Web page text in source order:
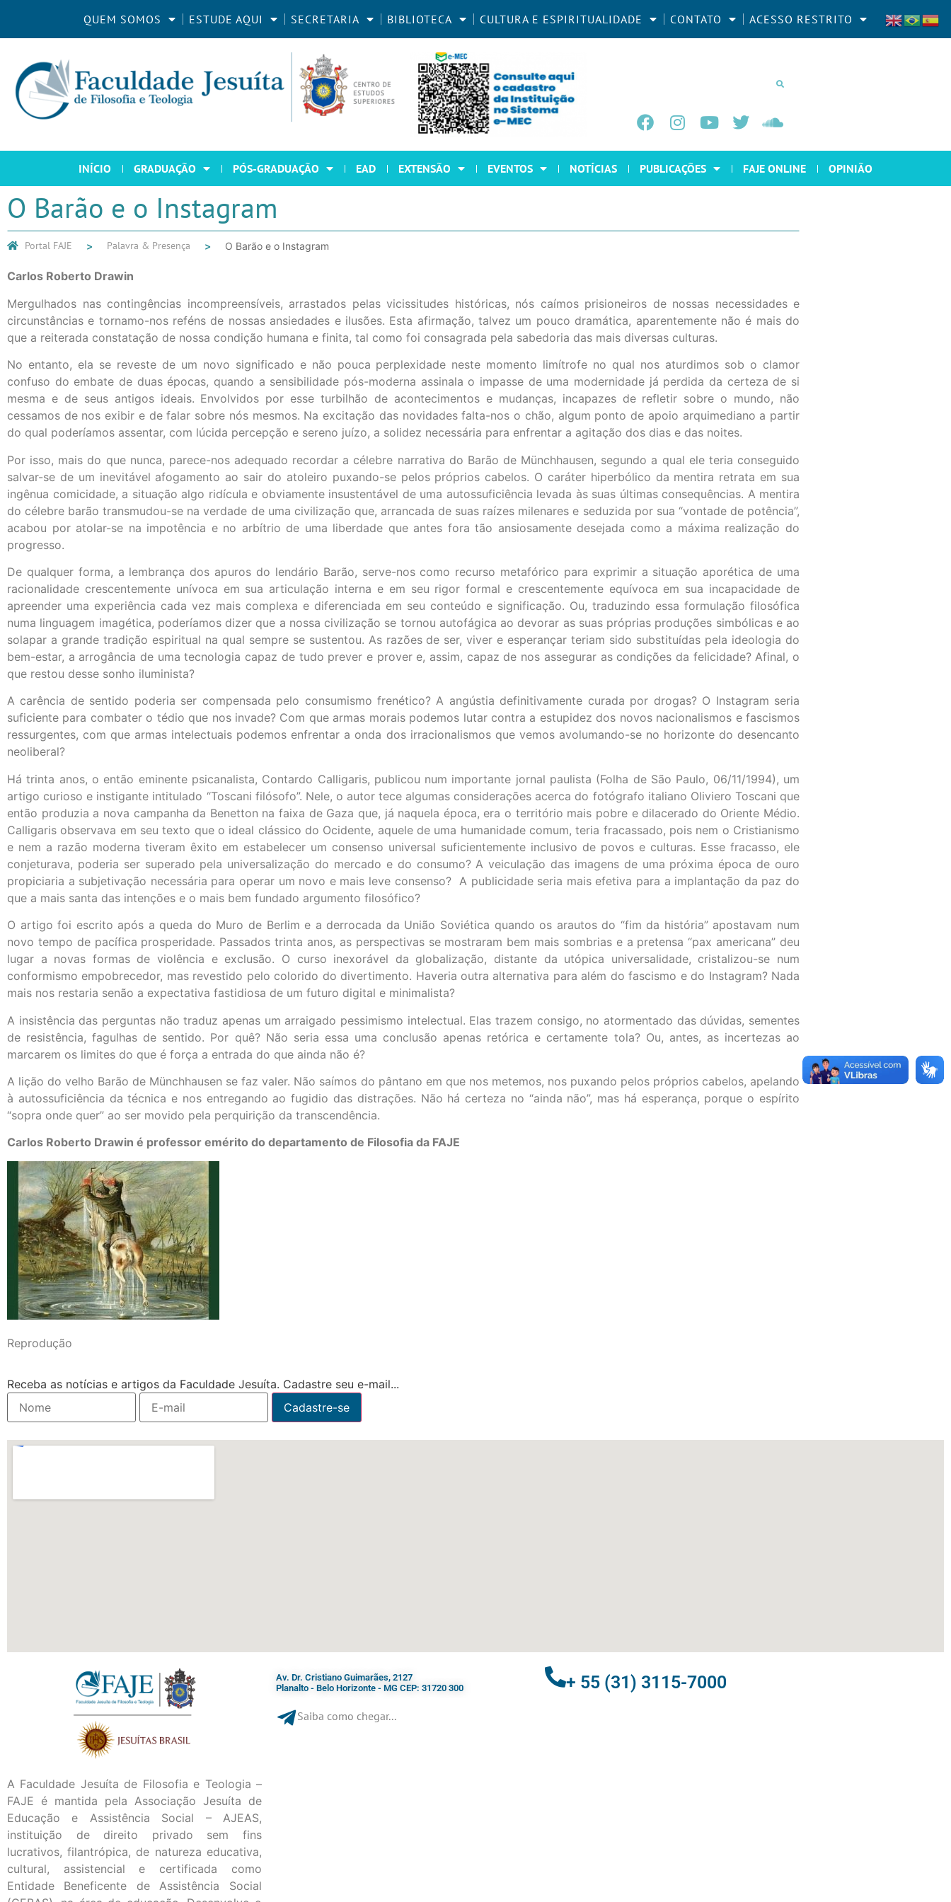
QUEM SOMOS ESTUDE AQUI SECRETARIA BIBLIOTECA CULTURA E ESPIRITUALIDADE CONTATO ACESSO RESTRITO
INÍCIO GRADUAÇÃO PÓS-GRADUAÇÃO EAD EXTENSÃO EVENTOS NOTÍCIAS PUBLICAÇÕES FAJE ONLINE OPINIÃO
O Barão e o Instagram
Portal FAJE Palavra & Presença O Barão e o Instagram
Carlos Roberto Drawin
Mergulhados nas contingências incompreensíveis, arrastados pelas vicissitudes históricas, nós caímos prisioneiros de nossas necessidades e
circunstâncias e tornamo-nos reféns de nossas ansiedades e ilusões. Esta afirmação, talvez um pouco dramática, aparentemente não é mais do
que a reiterada constatação de nossa condição humana e finita, tal como foi consagrada pela sabedoria das mais diversas culturas.
No entanto, ela se reveste de um novo significado e não pouca perplexidade neste momento limítrofe no qual nos aturdimos sob o clamor
confuso do embate de duas épocas, quando a sensibilidade pós-moderna assinala o impasse de uma modernidade já perdida da certeza de si
mesma e de seus antigos ideais. Envolvidos por esse turbilhão de acontecimentos e mudanças, incapazes de refletir sobre o mundo, não
cessamos de nos exibir e de falar sobre nós mesmos. Na excitação das novidades falta-nos o chão, algum ponto de apoio arquimediano a partir
do qual poderíamos assentar, com lúcida percepção e sereno juízo, a solidez necessária para enfrentar a agitação dos dias e das noites.
Por isso, mais do que nunca, parece-nos adequado recordar a célebre narrativa do Barão de Münchhausen, segundo a qual ele teria conseguido
salvar-se de um inevitável afogamento ao sair do atoleiro puxando-se pelos próprios cabelos. O caráter hiperbólico da mentira retrata em sua
ingênua comicidade, a situação algo ridícula e obviamente insustentável de uma autossuficiência levada às suas últimas consequências. A mentira
do célebre barão transmudou-se na verdade de uma civilização que, arrancada de suas raízes milenares e seduzida por sua “vontade de potência”,
acabou por atolar-se na impotência e no arbítrio de uma liberdade que antes fora tão ansiosamente desejada como a máxima realização do
progresso.
De qualquer forma, a lembrança dos apuros do lendário Barão, serve-nos como recurso metafórico para exprimir a situação aporética de uma
racionalidade crescentemente unívoca em sua articulação interna e em seu rigor formal e crescentemente equívoca em sua incapacidade de
apreender uma experiência cada vez mais complexa e diferenciada em seu conteúdo e significação. Ou, traduzindo essa formulação filosófica
numa linguagem imagética, poderíamos dizer que a nossa civilização se tornou autofágica ao devorar as suas próprias produções simbólicas e ao
solapar a grande tradição espiritual na qual sempre se sustentou. As razões de ser, viver e esperançar teriam sido substituídas pela ideologia do
bem-estar, a arrogância de uma tecnologia capaz de tudo prever e prover e, assim, capaz de nos assegurar as condições da felicidade? Afinal, o
que restou desse sonho iluminista?
A carência de sentido poderia ser compensada pelo consumismo frenético? A angústia definitivamente curada por drogas? O Instagram seria
suficiente para combater o tédio que nos invade? Com que armas morais podemos lutar contra a estupidez dos novos nacionalismos e fascismos
ressurgentes, com que armas intelectuais podemos enfrentar a onda dos irracionalismos que vemos avolumando-se no horizonte do desencanto
neoliberal?
Há trinta anos, o então eminente psicanalista, Contardo Calligaris, publicou num importante jornal paulista (Folha de São Paulo, 06/11/1994), um
artigo curioso e instigante intitulado “Toscani filósofo”. Nele, o autor tece algumas considerações acerca do fotógrafo italiano Oliviero Toscani que
então produzia a nova campanha da Benetton na faixa de Gaza que, já naquela época, era o território mais pobre e dilacerado do Oriente Médio.
Calligaris observava em seu texto que o ideal clássico do Ocidente, aquele de uma humanidade comum, teria fracassado, pois nem o Cristianismo
e nem a razão moderna tiveram êxito em estabelecer um consenso universal suficientemente inclusivo de povos e culturas. Esse fracasso, ele
conjeturava, poderia ser superado pela universalização do mercado e do consumo? A veiculação das imagens de uma próxima época de ouro
propiciaria a subjetivação necessária para operar um novo e mais leve consenso? A publicidade seria mais efetiva para a implantação da paz do
que a mais santa das intenções e o mais bem fundado argumento filosófico?
O artigo foi escrito após a queda do Muro de Berlim e a derrocada da União Soviética quando os arautos do “fim da história” apostavam num
novo tempo de pacífica prosperidade. Passados trinta anos, as perspectivas se mostraram bem mais sombrias e a pretensa “pax americana” deu
lugar a novas formas de violência e exclusão. O curso inexorável da globalização, distante da utópica universalidade, cristalizou-se num
conformismo empobrecedor, mas revestido pelo colorido do divertimento. Haveria outra alternativa para além do fascismo e do Instagram? Nada
mais nos restaria senão a expectativa fastidiosa de um futuro digital e minimalista?
A insistência das perguntas não traduz apenas um arraigado pessimismo intelectual. Elas trazem consigo, no atormentado das dúvidas, sementes
de resistência, fagulhas de sentido. Por quê? Não seria essa uma conclusão apenas retórica e certamente tola? Ou, antes, as incertezas ao
marcarem os limites do que é força a entrada do que ainda não é?
A lição do velho Barão de Münchhausen se faz valer. Não saímos do pântano em que nos metemos, nos puxando pelos próprios cabelos, apelando
à autossuficiência da técnica e nos entregando ao fugidio das distrações. Não há certeza no “ainda não”, mas há esperança, porque o espírito
“sopra onde quer” ao ser movido pela perquirição da transcendência.
Carlos Roberto Drawin é professor emérito do departamento de Filosofia da FAJE
Reprodução
Receba as notícias e artigos da Faculdade Jesuíta. Cadastre seu e-mail...
A Faculdade Jesuíta de Filosofia e Teologia –
FAJE é mantida pela Associação Jesuíta de
Educação e Assistência Social – AJEAS,
instituição de direito privado sem fins
lucrativos, filantrópica, de natureza educativa,
cultural, assistencial e certificada como
Entidade Beneficente de Assistência Social
Av. Dr. Cristiano Guimarães, 2127
Planalto - Belo Horizonte - MG CEP: 31720 300
Saiba como chegar...
+ 55 (31) 3115-7000​